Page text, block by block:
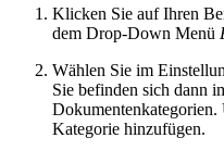
Klicken Sie auf Ihren
dem Drop-Down Menü
Wählen Sie im
Sie befinden sich dann
Dokumentenkategorien.
Kategorie hinzufügen.